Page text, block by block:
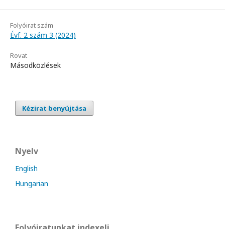
Folyóirat szám
Évf. 2 szám 3 (2024)
Rovat
Másodközlések
Kézirat benyújtása
Nyelv
English
Hungarian